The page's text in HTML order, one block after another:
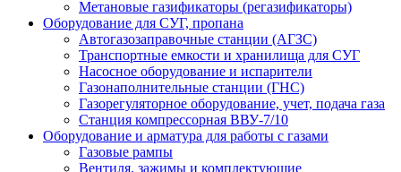
Метановые газификаторы (регазификаторы)
Оборудование для СУГ, пропана
Автогазозаправочные станции (АГЗС)
Транспортные емкости и хранилища для СУГ
Насосное оборудование и испарители
Газонаполнительные станции (ГНС)
Газорегуляторное оборудование, учет, подача газа
Станция компрессорная ВВУ-7/10
Оборудование и арматура для работы с газами
Газовые рампы
Вентиля, зажимы и комплектующие